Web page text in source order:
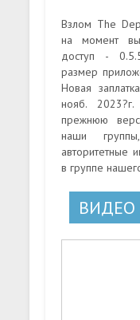
Взлом The
на момент
доступ -
размер
Новая
нояб.
прежнюю
наши
авторитетные
в группе
ВИДЕО